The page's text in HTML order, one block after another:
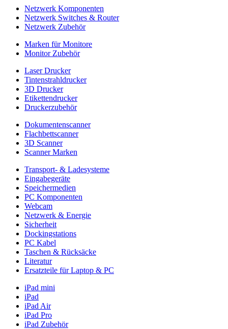
Netzwerk Komponenten
Netzwerk Switches & Router
Netzwerk Zubehör
Marken für Monitore
Monitor Zubehör
Laser Drucker
Tintenstrahldrucker
3D Drucker
Etikettendrucker
Druckerzubehör
Dokumentenscanner
Flachbettscanner
3D Scanner
Scanner Marken
Transport- & Ladesysteme
Eingabegeräte
Speichermedien
PC Komponenten
Webcam
Netzwerk & Energie
Sicherheit
Dockingstations
PC Kabel
Taschen & Rücksäcke
Literatur
Ersatzteile für Laptop & PC
iPad mini
iPad
iPad Air
iPad Pro
iPad Zubehör